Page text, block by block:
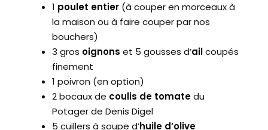
1 poulet entier (à couper en morceaux à
la maison ou à faire couper par nos
bouchers)
3 gros oignons et 5 gousses d’ailcoupés
finement
1 poivron (en option)
2 bocaux de coulis de tomatedu
Potager de Denis Digel
5 cuillers à soupe d’huile d’olive